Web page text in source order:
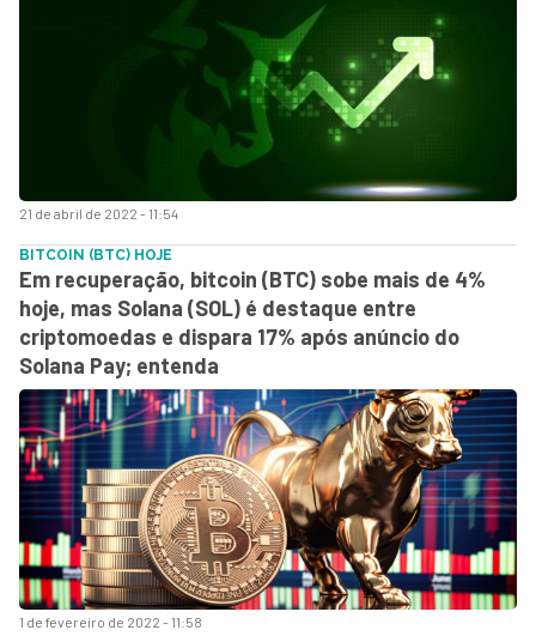
21 de abril de 2022 - 11:54
1 de fevereiro de 2022 - 11:58
BITCOIN (BTC) HOJE
Em recuperação, bitcoin (BTC) sobe mais de 4%
hoje, mas Solana (SOL) é destaque entre
criptomoedas e dispara 17% após anúncio do
Solana Pay; entenda